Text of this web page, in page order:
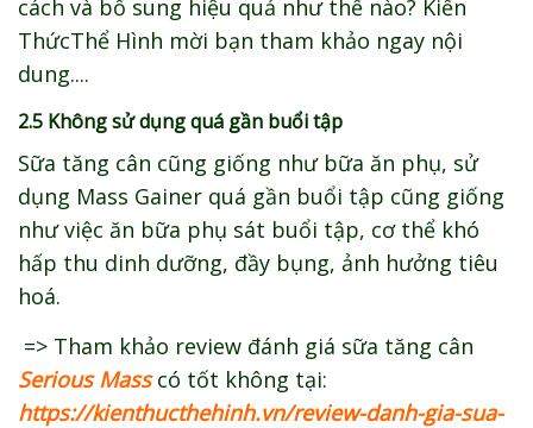
2.5 Không sử dụng quá gần buổi tập
Sữa tăng cân cũng giống như bữa ăn phụ, sử
dụng Mass Gainer quá gần buổi tập cũng giống
như việc ăn bữa phụ sát buổi tập, cơ thể khó
hấp thu dinh dưỡng, đầy bụng, ảnh hưởng tiêu
hoá.
=> Tham khảo review đánh giá sữa tăng cân
Serious Masscó tốt không tại:
https://kienthucthehinh.vn/review-danh-gia-sua-